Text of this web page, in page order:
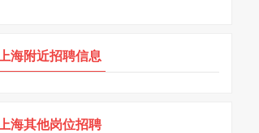
上海附近招聘信息
上海其他岗位招聘